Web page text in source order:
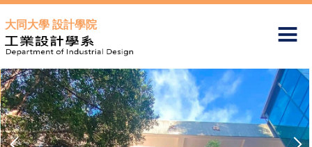
到
主
要
內
容
區
大同大學 設計學院